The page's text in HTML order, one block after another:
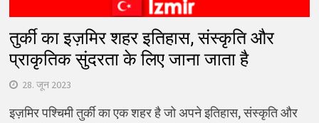
तुर्की का इज़मिर शहर इतिहास, संस्कृति और
प्राकृतिक सुंदरता के लिए जाना जाता है
28. जून 2023
इज़मिर पश्चिमी तुर्की का एक शहर है जो अपने इतिहास, संस्कृति और